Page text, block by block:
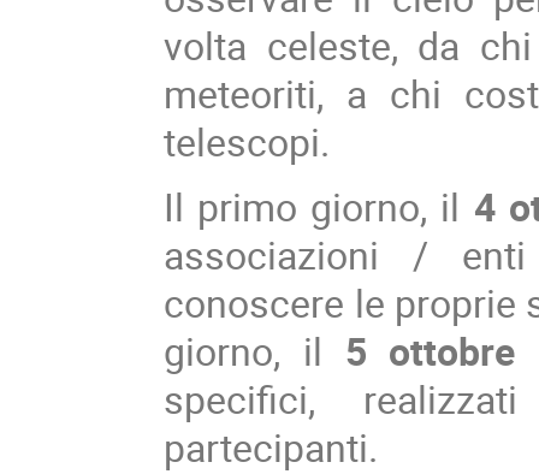
volta celeste, da
meteoriti, a chi
telescopi.
Il primo giorno, il 4
associazioni /
conoscere le proprie
giorno, il 5 ottobre
specifici,
partecipanti.